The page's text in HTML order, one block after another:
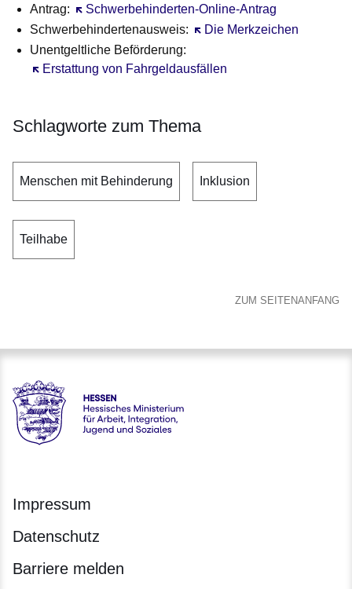
Antrag:
Schwerbehinderten-Online-Antrag
Öffnet sich in einem neuen Fenster
Schwerbehindertenausweis:
Die Merkzeichen
Öffnet sich in einem neuen
Unentgeltliche Beförderung:
Erstattung von Fahrgeldausfällen
Öffnet sich in einem neuen Fenster
Schlagworte zum Thema
Menschen mit Behinderung Inklusion
Teilhabe
ZUM SEITENANFANG
Hessen - Hessisches Ministerium für Arbeit, Integration,
Impressum
Datenschutz
Barriere melden